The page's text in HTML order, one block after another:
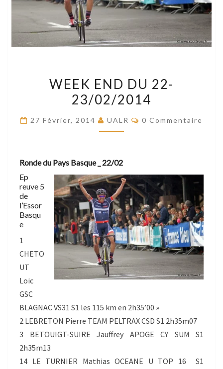
END
DU
23/02/2014
WEEK END DU 22-
23/02/2014
27 Février, 2014 UALR Commentaires
0 Commentaire
Ronde du Pays Basque _ 22/02
Ep
reuve 5
de
l’Essor
Basqu
e
1
CHETO
UT
Loic
GSC
BLAGNAC VS31 S1 les 115 km en 2h35’00 »
2 LEBRETON Pierre TEAM PELTRAX CSD S1 2h35m07
3 BETOUIGT-SUIRE Jauffrey APOGE CY SUM S1
2h35m13
14 LE TURNIER Mathias OCEANE U TOP 16 S1